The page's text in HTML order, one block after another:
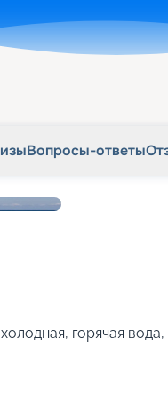
Вопросы-ответы
горячая вода,